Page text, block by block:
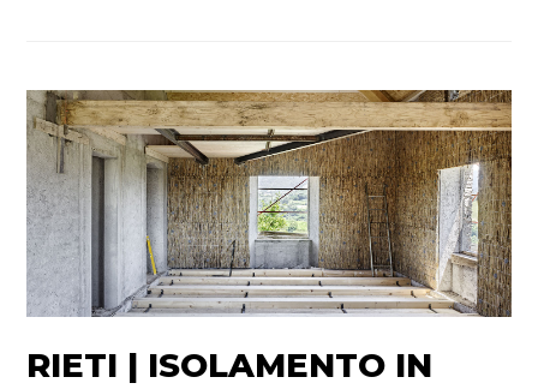
RIETI | ISOLAMENTO IN